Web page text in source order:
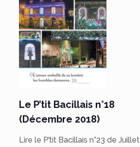
Le P’tit Bacillais n°18
(Décembre 2018)
Lire le P’tit Bacillais n°23 de Juillet